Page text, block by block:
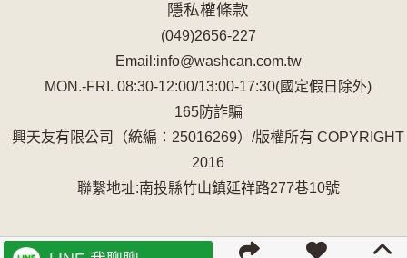
隱私權條款
(049)2656-227
Email:info@washcan.com.tw
MON.-FRI. 08:30-12:00/13:00-17:30(國定假日除外)
165防詐騙
興天友有限公司（統編：25016269）/版權所有 COPYRIGHT
2016
聯繫地址:南投縣竹山鎮延祥路277巷10號